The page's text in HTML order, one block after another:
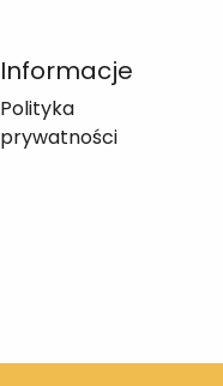
Informacje
Polityka
prywatności